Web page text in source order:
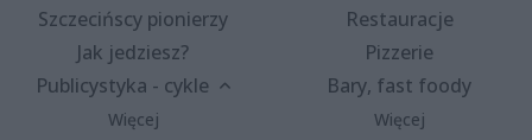
Szczecińscy pionierzy
Jak jedziesz?
Publicystyka - cykle
Więcej
Restauracje
Pizzerie
Bary, fast foody
Więcej